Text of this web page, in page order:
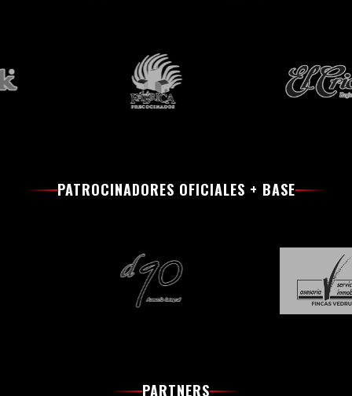
PATROCINADORES OFICIALES + BASE
PARTNERS